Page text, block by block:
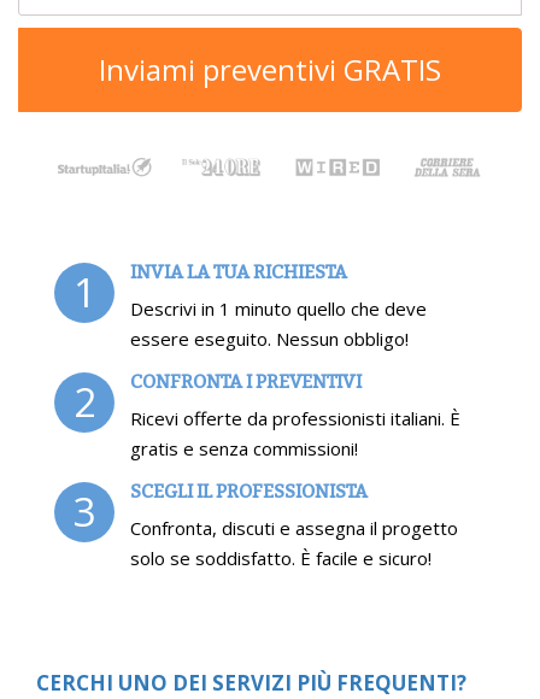
Inviami preventivi GRATIS
1 INVIA LA TUA RICHIESTA
Descrivi in 1 minuto quello che deve
essere eseguito. Nessun obbligo!
2 CONFRONTA I PREVENTIVI
Ricevi offerte da professionisti italiani. È
gratis e senza commissioni!
3 SCEGLI IL PROFESSIONISTA
Confronta, discuti e assegna il progetto
solo se soddisfatto. È facile e sicuro!
CERCHI UNO DEI SERVIZI PIÙ FREQUENTI?